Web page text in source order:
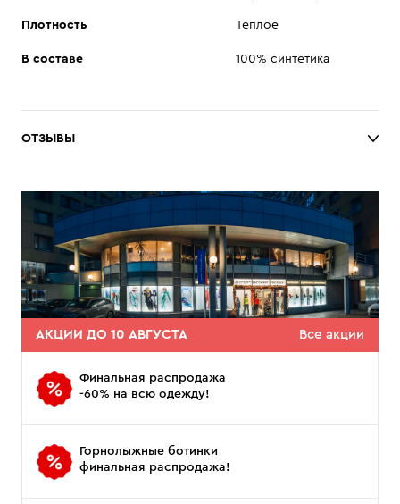
Плотность Теплое
В составе 100% синтетика
ОТЗЫВЫ
АКЦИИ ДО 10 АВГУСТА Все акции
Финальная распродажа
-60% на всю одежду!
Горнолыжные ботинки
финальная распродажа!